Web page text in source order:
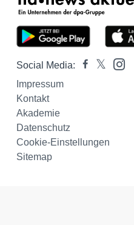
Social Media:
Impressum
Kontakt
Akademie
Datenschutz
Cookie-Einstellungen
Sitemap